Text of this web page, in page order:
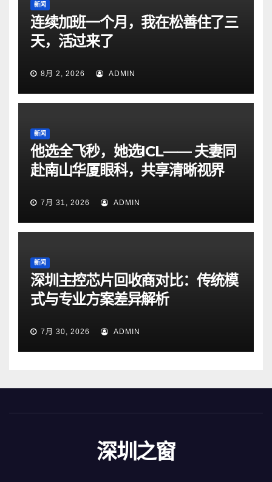
新闻
连续加班一个月，我在松善住了三
天，活过来了
8月 2, 2026 ADMIN
新闻
他选全飞秒，她选ICL—— 夫妻同
赴南山华厦眼科，共享清晰视界
7月 31, 2026 ADMIN
新闻
深圳主控芯片回收商对比：传统模
式与专业方案差异解析
7月 30, 2026 ADMIN
深圳之窗